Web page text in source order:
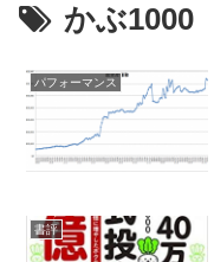
かぶ1000
パフォーマンス
書評